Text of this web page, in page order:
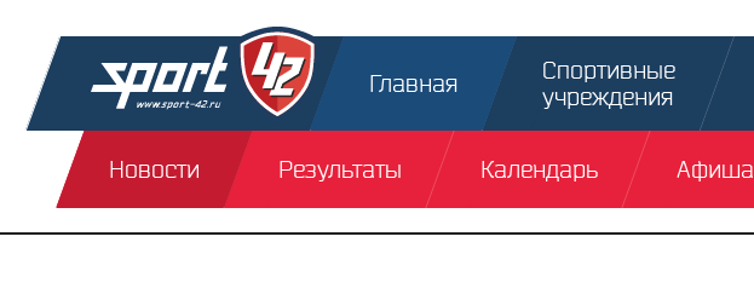
Главная
Спортивные
учреждения
Новости Результаты Календарь Афиша